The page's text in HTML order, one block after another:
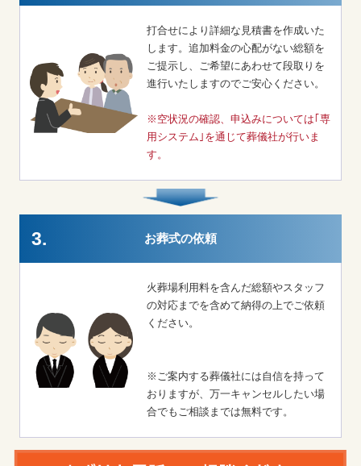
打合せにより詳細な見積書を作成いた
します。追加料金の心配がない総額を
ご提示し、ご希望にあわせて段取りを
進行いたしますのでご安心ください。
※空状況の確認、申込みについては｢専
用システム｣を通じて葬儀社が行いま
す。
3. お葬式の依頼
火葬場利用料を含んだ総額やスタッフ
の対応までを含めて納得の上でご依頼
ください。
※ご案内する葬儀社には自信を持って
おりますが、万一キャンセルしたい場
合でもご相談までは無料です。